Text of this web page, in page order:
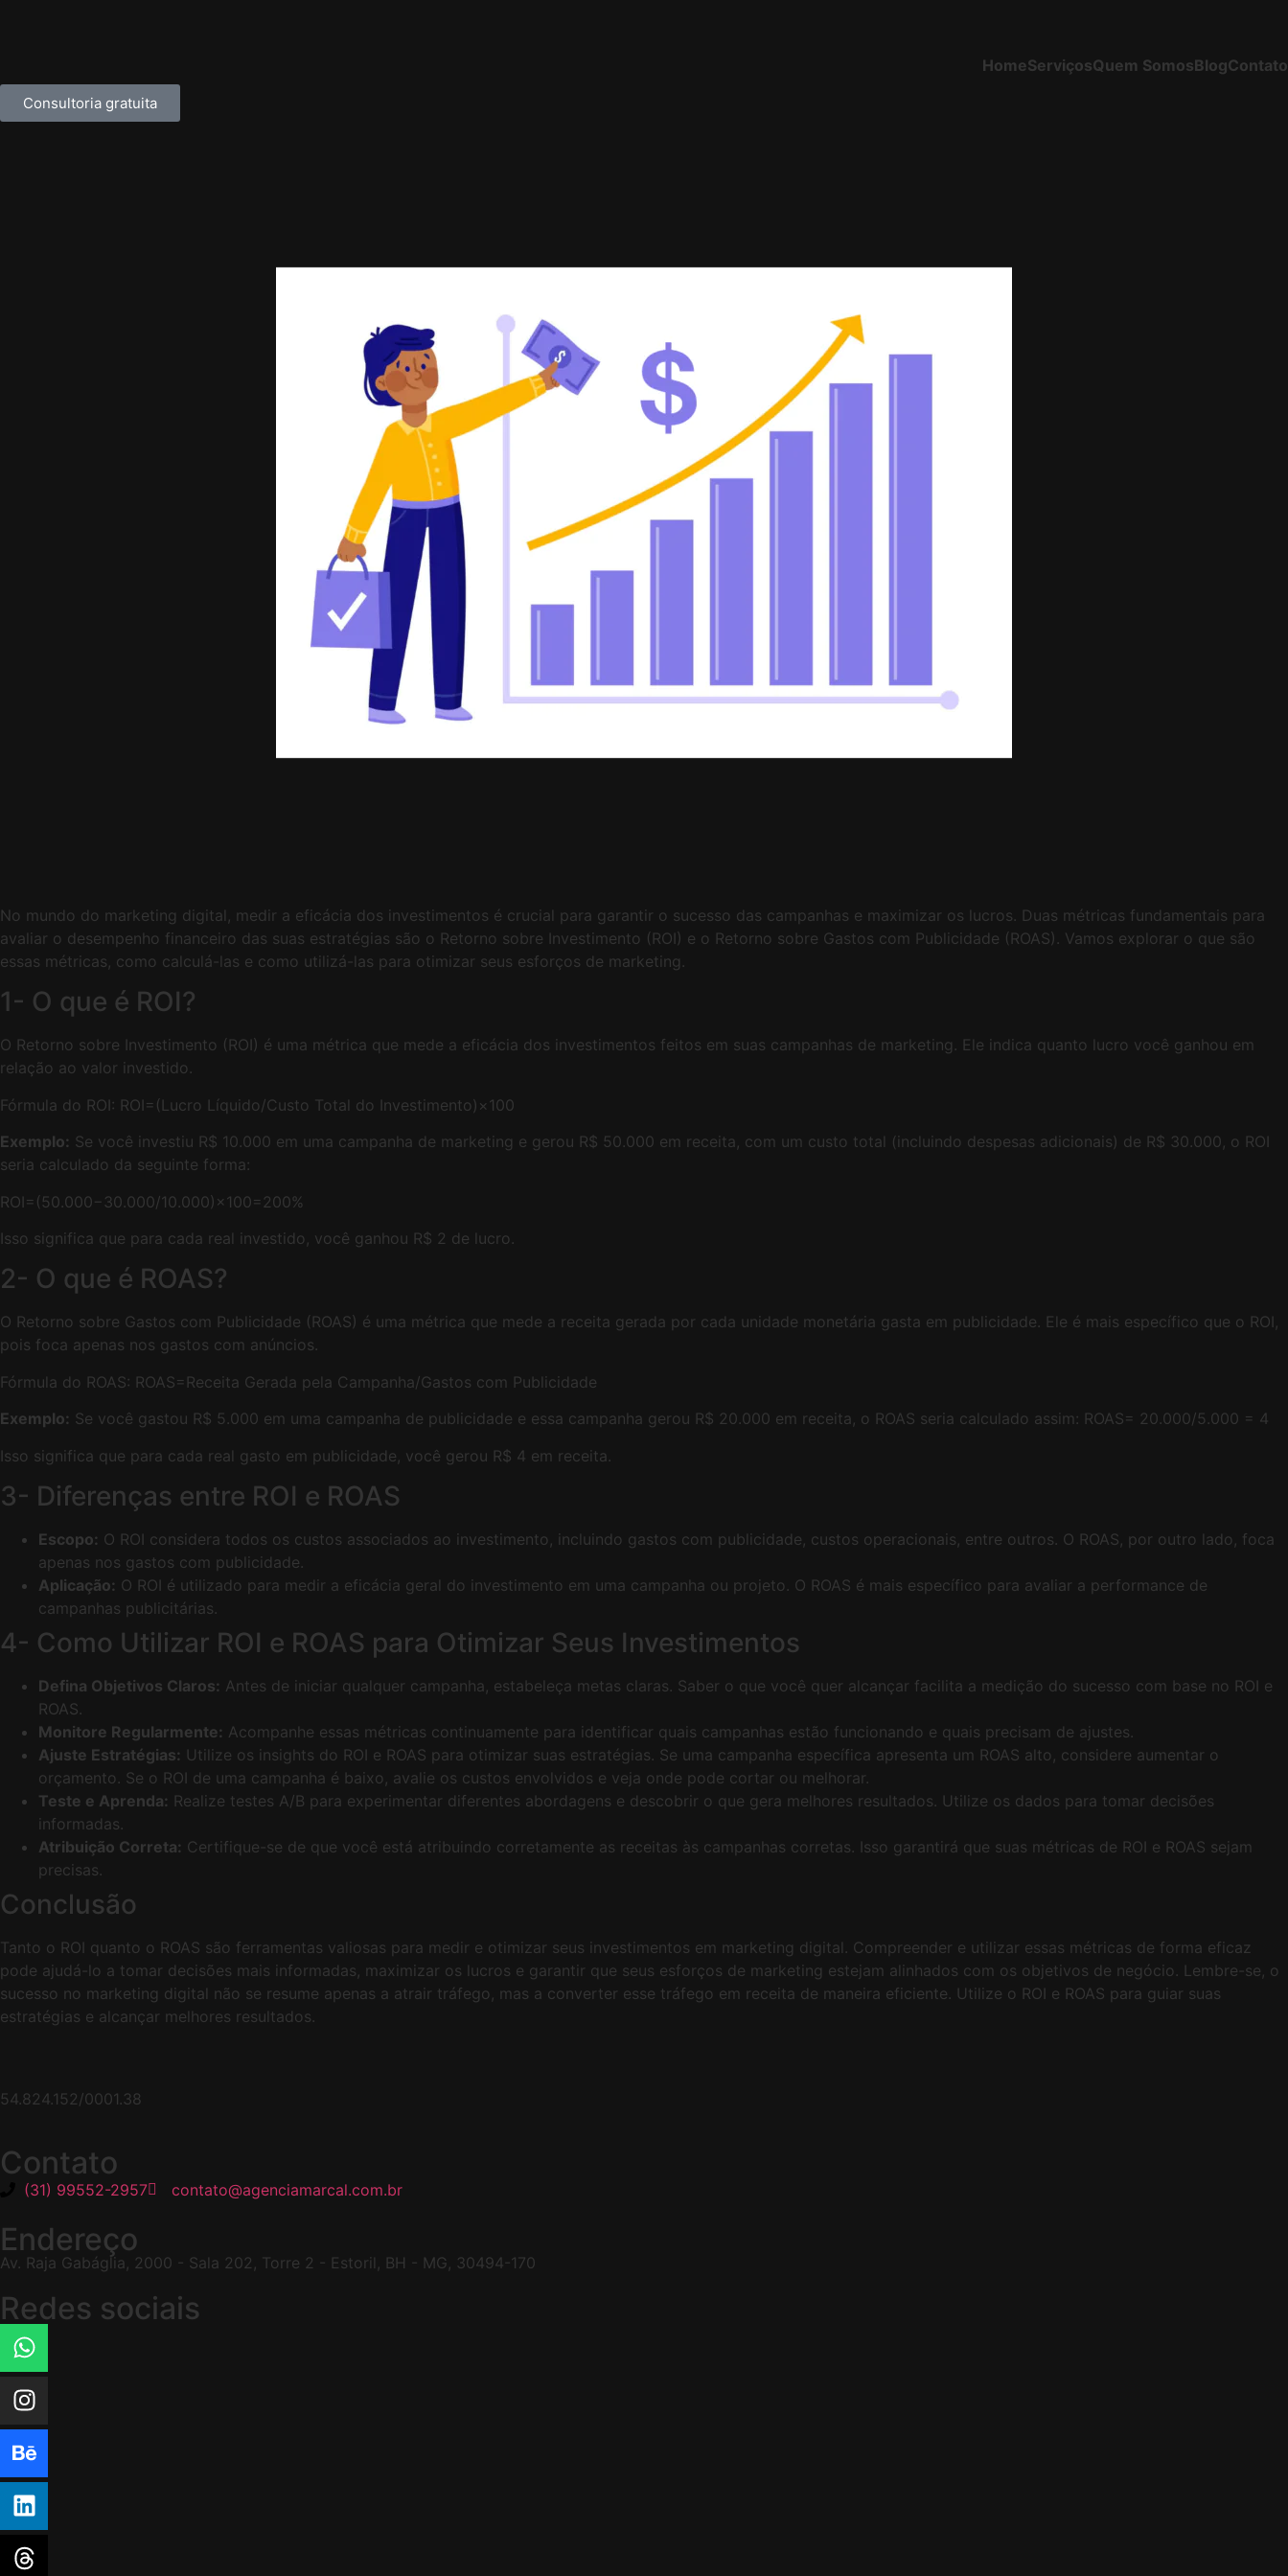
HomeServiçosQuem SomosBlogContato
Consultoria gratuita
No mundo do marketing digital, medir a eficácia dos investimentos é crucial para garantir o sucesso das campanhas e maximizar os lucros. Duas métricas fundamentais para
avaliar o desempenho financeiro das suas estratégias são o Retorno sobre Investimento (ROI) e o Retorno sobre Gastos com Publicidade (ROAS). Vamos explorar o que são
essas métricas, como calculá-las e como utilizá-las para otimizar seus esforços de marketing.
1- O que é ROI?
O Retorno sobre Investimento (ROI) é uma métrica que mede a eficácia dos investimentos feitos em suas campanhas de marketing. Ele indica quanto lucro você ganhou em
relação ao valor investido.
Fórmula do ROI: ROI=(Lucro Líquido​/Custo Total do Investimento)×100
Exemplo: Se você investiu R$ 10.000 em uma campanha de marketing e gerou R$ 50.000 em receita, com um custo total (incluindo despesas adicionais) de R$ 30.000, o ROI
seria calculado da seguinte forma:
ROI=(50.000−30.000/10.000​)×100=200%
Isso significa que para cada real investido, você ganhou R$ 2 de lucro.
2- O que é ROAS?
O Retorno sobre Gastos com Publicidade (ROAS) é uma métrica que mede a receita gerada por cada unidade monetária gasta em publicidade. Ele é mais específico que o ROI,
pois foca apenas nos gastos com anúncios.
Fórmula do ROAS: ROAS=Receita Gerada pela Campanha/Gastos com Publicidade
Exemplo: Se você gastou R$ 5.000 em uma campanha de publicidade e essa campanha gerou R$ 20.000 em receita, o ROAS seria calculado assim: ROAS= 20.000/5.000 = 4
Isso significa que para cada real gasto em publicidade, você gerou R$ 4 em receita.
3- Diferenças entre ROI e ROAS
Escopo: O ROI considera todos os custos associados ao investimento, incluindo gastos com publicidade, custos operacionais, entre outros. O ROAS, por outro lado, foca
apenas nos gastos com publicidade.
Aplicação: O ROI é utilizado para medir a eficácia geral do investimento em uma campanha ou projeto. O ROAS é mais específico para avaliar a performance de
campanhas publicitárias.
4- Como Utilizar ROI e ROAS para Otimizar Seus Investimentos
Defina Objetivos Claros: Antes de iniciar qualquer campanha, estabeleça metas claras. Saber o que você quer alcançar facilita a medição do sucesso com base no ROI e
ROAS.
Monitore Regularmente: Acompanhe essas métricas continuamente para identificar quais campanhas estão funcionando e quais precisam de ajustes.
Ajuste Estratégias: Utilize os insights do ROI e ROAS para otimizar suas estratégias. Se uma campanha específica apresenta um ROAS alto, considere aumentar o
orçamento. Se o ROI de uma campanha é baixo, avalie os custos envolvidos e veja onde pode cortar ou melhorar.
Teste e Aprenda: Realize testes A/B para experimentar diferentes abordagens e descobrir o que gera melhores resultados. Utilize os dados para tomar decisões
informadas.
Atribuição Correta: Certifique-se de que você está atribuindo corretamente as receitas às campanhas corretas. Isso garantirá que suas métricas de ROI e ROAS sejam
precisas.
Conclusão
Tanto o ROI quanto o ROAS são ferramentas valiosas para medir e otimizar seus investimentos em marketing digital. Compreender e utilizar essas métricas de forma eficaz
pode ajudá-lo a tomar decisões mais informadas, maximizar os lucros e garantir que seus esforços de marketing estejam alinhados com os objetivos de negócio. Lembre-se, o
sucesso no marketing digital não se resume apenas a atrair tráfego, mas a converter esse tráfego em receita de maneira eficiente. Utilize o ROI e ROAS para guiar suas
estratégias e alcançar melhores resultados.
54.824.152/0001.38​
Contato
(31) 99552-2957 contato@agenciamarcal.com.br
Endereço
Av. Raja Gabáglia, 2000 - Sala 202, Torre 2 - Estoril, BH - MG, 30494-170
Redes sociais